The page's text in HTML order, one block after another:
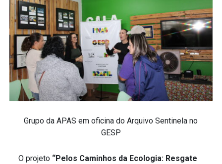
Grupo da APAS em oficina do Arquivo Sentinela no
GESP
O projeto “Pelos Caminhos da Ecologia: Resgate